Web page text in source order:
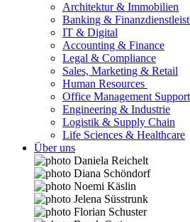
Architektur & Immobilien
Banking &
IT & Digital
Accounting & Finance
Legal & Compliance
Sales, Marketing & Retail
Human Resources
Office Management Support
Engineering & Industrie
Logistik & Supply Chain
Life Sciences & Healthcare
Über uns